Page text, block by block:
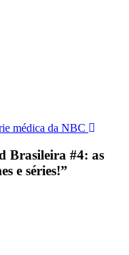
médica da NBC
Brasileira #4: as
e séries!”